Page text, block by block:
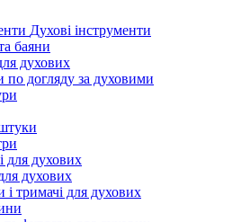
Духові інструменти
баяни
духових
по догляду за духовими
для духових
духових
і тримачі для духових